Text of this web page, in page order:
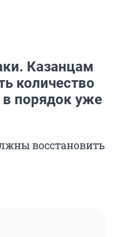
Казанцам
количество
порядок уже
восстановить